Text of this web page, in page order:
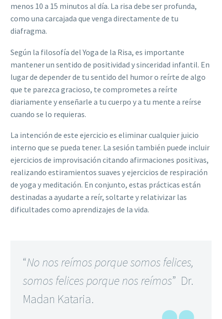
menos 10 a 15 minutos al día. La risa debe ser profunda,
como una carcajada que venga directamente de tu
diafragma.
Según la filosofía del Yoga de la Risa, es importante
mantener un sentido de positividad y sinceridad infantil. En
lugar de depender de tu sentido del humor o reírte de algo
que te parezca gracioso, te comprometes a reírte
diariamente y enseñarle a tu cuerpo y a tu mente a reírse
cuando se lo requieras.
La intención de este ejercicio es eliminar cualquier juicio
interno que se pueda tener. La sesión también puede incluir
ejercicios de improvisación citando afirmaciones positivas,
realizando estiramientos suaves y ejercicios de respiración
de yoga y meditación. En conjunto, estas prácticas están
destinadas a ayudarte a reír, soltarte y relativizar las
dificultades como aprendizajes de la vida.
“No nos reímos porque somos felices,
somos felices porque nos reímos” Dr.
Madan Kataria.